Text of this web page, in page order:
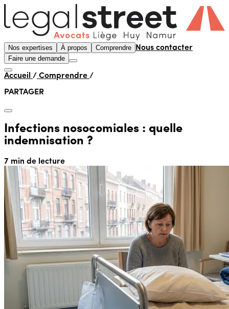
Nos expertises À propos Comprendre Nous contacter
Faire une demande
Accueil / Comprendre /
PARTAGER
Infections nosocomiales : quelle
indemnisation ?
7 min de lecture